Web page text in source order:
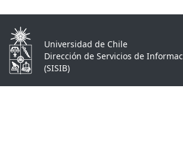
Universidad de Chile
Dirección de Servicios de
(SISIB)